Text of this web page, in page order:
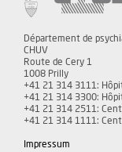
Département de
CHUV
Route de Cery 1
1008 Prilly
+41 21 314 3111:
+41 21 314 3300:
+41 21 314 2511:
+41 21 314 1111:
Impressum